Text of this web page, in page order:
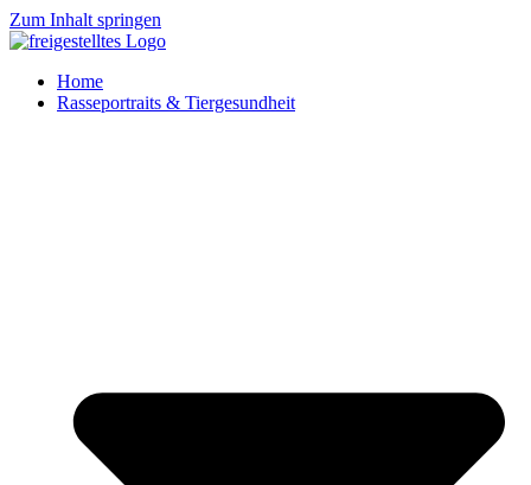
Zum Inhalt springen
Home
Rasseportraits & Tiergesundheit